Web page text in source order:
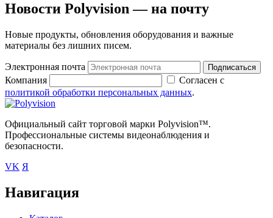
Новости Polyvision — на почту
Новые продукты, обновления оборудования и важные
материалы без лишних писем.
Электронная почта Подписаться
Компания
Согласен с
политикой обработки персональных данных.
Официальный сайт торговой марки Polyvision™.
Профессиональные системы видеонаблюдения и
безопасности.
VK Я
Навигация